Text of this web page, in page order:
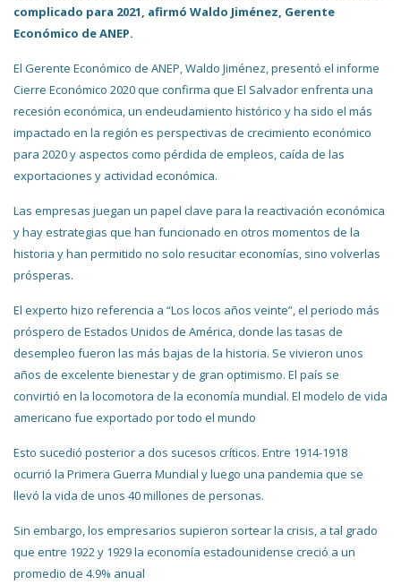
complicado para 2021, afirmó Waldo Jiménez, Gerente
Económico de ANEP.
El Gerente Económico de ANEP, Waldo Jiménez, presentó el informe
Cierre Económico 2020 que confirma que El Salvador enfrenta una
recesión económica, un endeudamiento histórico y ha sido el más
impactado en la región es perspectivas de crecimiento económico
para 2020 y aspectos como pérdida de empleos, caída de las
exportaciones y actividad económica.
Las empresas juegan un papel clave para la reactivación económica
y hay estrategias que han funcionado en otros momentos de la
historia y han permitido no solo resucitar economías, sino volverlas
prósperas.
El experto hizo referencia a “Los locos años veinte”, el periodo más
próspero de Estados Unidos de América, donde las tasas de
desempleo fueron las más bajas de la historia. Se vivieron unos
años de excelente bienestar y de gran optimismo. El país se
convirtió en la locomotora de la economía mundial. El modelo de vida
americano fue exportado por todo el mundo
Esto sucedió posterior a dos sucesos críticos. Entre 1914-1918
ocurrió la Primera Guerra Mundial y luego una pandemia que se
llevó la vida de unos 40 millones de personas.
Sin embargo, los empresarios supieron sortear la crisis, a tal grado
que entre 1922 y 1929 la economía estadounidense creció a un
promedio de 4.9% anual